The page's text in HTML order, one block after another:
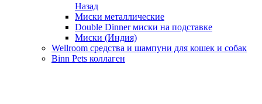
Назад
Миски металлические
Double Dinner миски на подставке
Миски (Индия)
Wellroom средства и шампуни для кошек и собак
Binn Pets коллаген